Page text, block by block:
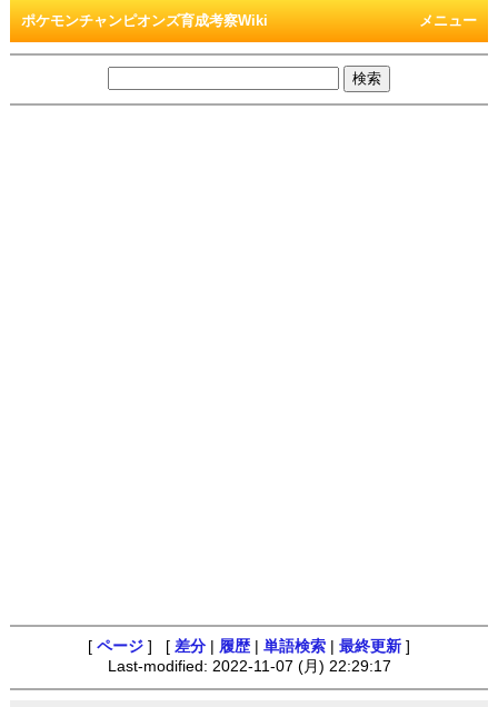
メニュー
ポケモンチャンピオンズ育成考察Wiki
[ ページ ] [ 差分 履歴 単語検索 最終更新 ]
Last-modified: 2022-11-07 (月) 22:29:17